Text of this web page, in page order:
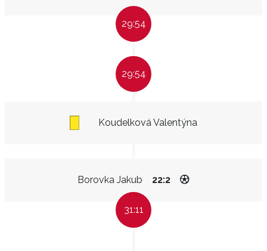
29:54
29:54
Koudelková Valentýna
Borovka Jakub 22:2
31:11